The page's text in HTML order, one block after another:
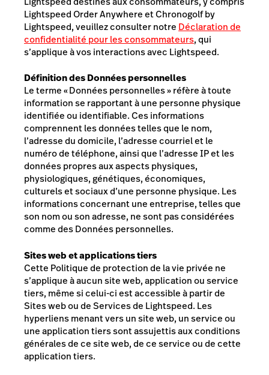
Lightspeed Order Anywhere et Chronogolf by
Lightspeed, veuillez consulter notre Déclaration de
confidentialité pour les consommateurs, qui
s’applique à vos interactions avec Lightspeed.
Définition des Données personnelles
Le terme « Données personnelles » réfère à toute
information se rapportant à une personne physique
identifiée ou identifiable. Ces informations
comprennent les données telles que le nom,
l’adresse du domicile, l’adresse courriel et le
numéro de téléphone, ainsi que l’adresse IP et les
données propres aux aspects physiques,
physiologiques, génétiques, économiques,
culturels et sociaux d’une personne physique. Les
informations concernant une entreprise, telles que
son nom ou son adresse, ne sont pas considérées
comme des Données personnelles.
Sites web et applications tiers
Cette Politique de protection de la vie privée ne
s’applique à aucun site web, application ou service
tiers, même si celui-ci est accessible à partir de
Sites web ou de Services de Lightspeed. Les
hyperliens menant vers un site web, un service ou
une application tiers sont assujettis aux conditions
générales de ce site web, de ce service ou de cette
application tiers.